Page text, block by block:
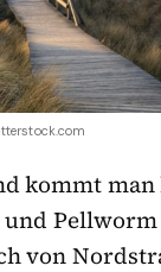
kommt man
von